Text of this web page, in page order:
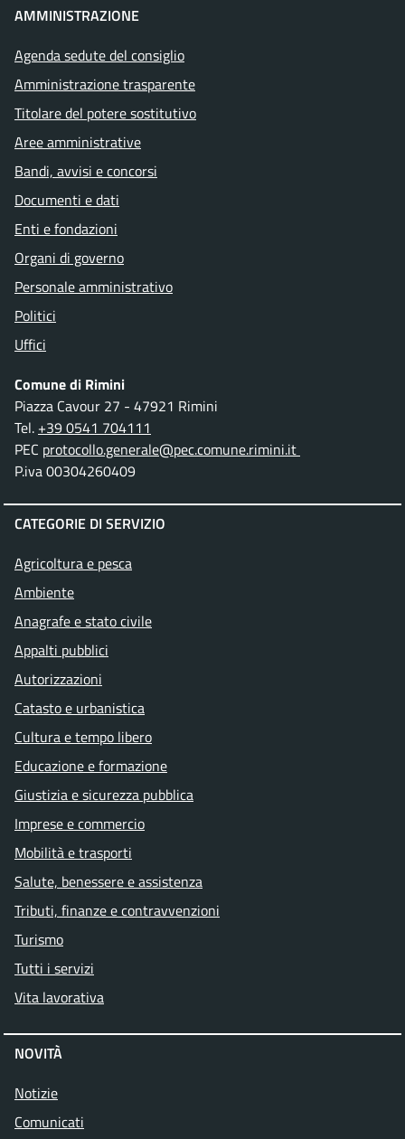
AMMINISTRAZIONE
Agenda sedute del consiglio
Amministrazione trasparente
Titolare del potere sostitutivo
Aree amministrative
Bandi, avvisi e concorsi
Documenti e dati
Enti e fondazioni
Organi di governo
Personale amministrativo
Politici
Uffici
Comune di Rimini
Piazza Cavour 27 - 47921 Rimini
Tel. +39 0541 704111
PEC protocollo.generale@pec.comune.rimini.it
P.iva 00304260409
CATEGORIE DI SERVIZIO
Agricoltura e pesca
Ambiente
Anagrafe e stato civile
Appalti pubblici
Autorizzazioni
Catasto e urbanistica
Cultura e tempo libero
Educazione e formazione
Giustizia e sicurezza pubblica
Imprese e commercio
Mobilità e trasporti
Salute, benessere e assistenza
Tributi, finanze e contravvenzioni
Turismo
Tutti i servizi
Vita lavorativa
NOVITÀ
Notizie
Comunicati